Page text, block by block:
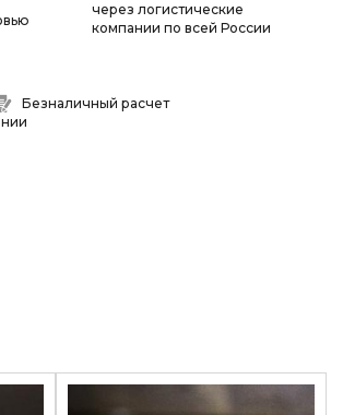
через логистические
компании по всей России
Безналичный расчет